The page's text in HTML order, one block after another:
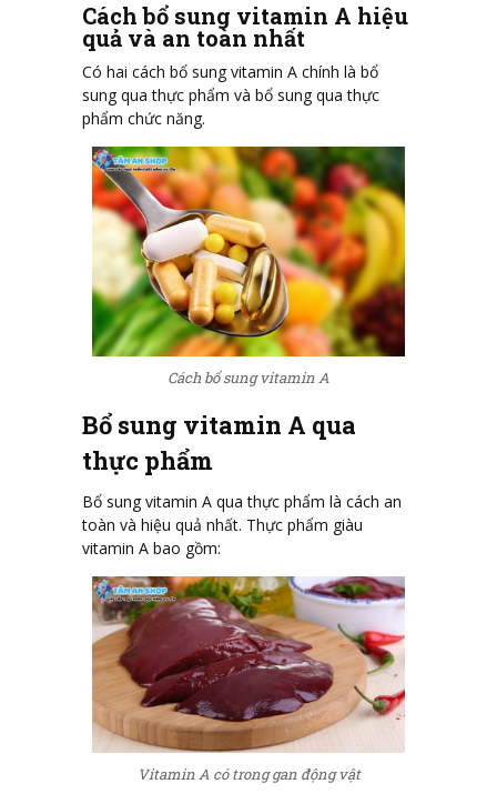
Cách bổ sung vitamin A hiệu
quả và an toàn nhất
Có hai cách bổ sung vitamin A chính là bổ
sung qua thực phẩm và bổ sung qua thực
phẩm chức năng.
Cách bổ sung vitamin A
Bổ sung vitamin A qua
thực phẩm
Bổ sung vitamin A qua thực phẩm là cách an
toàn và hiệu quả nhất. Thực phẩm giàu
vitamin A bao gồm:
Vitamin A có trong gan động vật